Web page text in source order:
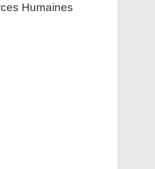
Humaines